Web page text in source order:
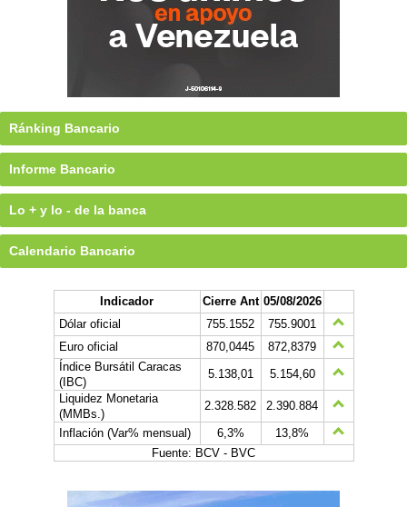
Ránking Bancario
Informe Bancario
Lo + y lo - de la banca
Calendario Bancario
Indicador Cierre Ant 05/08/2026
Dólar oficial
755.1552
755.9001
Euro oficial
870,0445
872,8379
Índice Bursátil Caracas
(IBC)
5.138,01
5.154,60
Liquidez Monetaria
(MMBs.)
2.328.582
2.390.884
Inflación (Var% mensual)
6,3%
13,8%
Fuente: BCV - BVC